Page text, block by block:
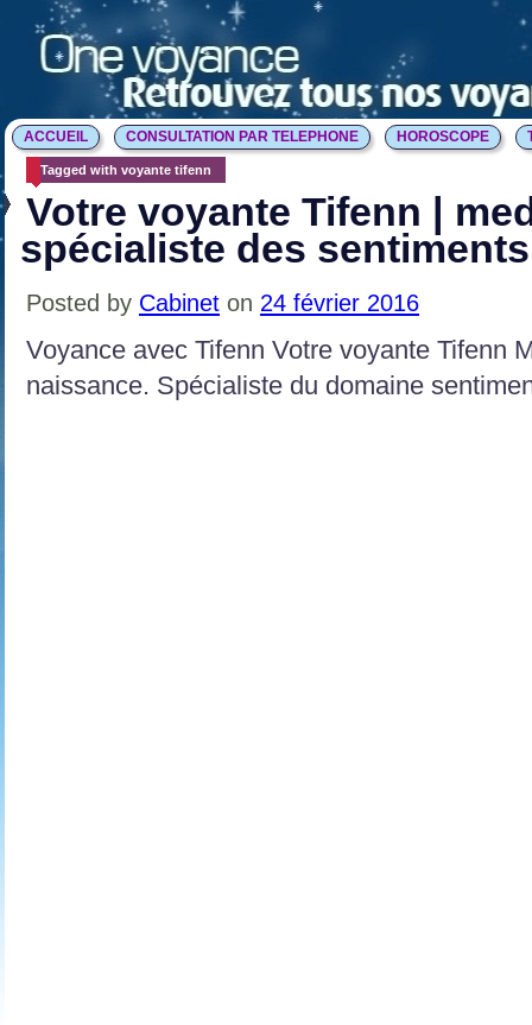
ACCUEIL CONSULTATION PAR TELEPHONE HOROSCOPE
Tagged with voyante tifenn
Votre voyante Tifenn |
spécialiste des sentiments
Posted by Cabinet on 24 février 2016
Voyance avec Tifenn Votre voyante Tifenn
naissance. Spécialiste du domaine